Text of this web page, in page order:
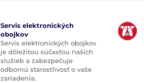
Servis elektronických
obojkov
Servis elektronických obojkov
je dôležitou súčasťou našich
služieb a zabezpečuje
odbornú starostlivosť o vaše
zariadenia.